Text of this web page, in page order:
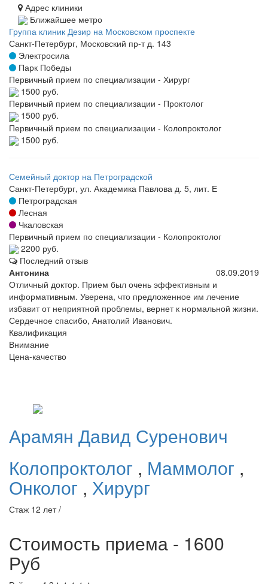
Адрес клиники
Ближайшее метро
Группа клиник Дезир на Московском проспекте
Санкт-Петербург, Московский пр-т д. 143
Электросила
Парк Победы
Первичный прием по специализации - Хирург
1500 руб.
Первичный прием по специализации - Проктолог
1500 руб.
Первичный прием по специализации - Колопроктолог
1500 руб.
Семейный доктор на Петроградской
Санкт-Петербург, ул. Академика Павлова д. 5, лит. Е
Петроградская
Лесная
Чкаловская
Первичный прием по специализации - Колопроктолог
2200 руб.
Последний отзыв
Антонина
08.09.2019
Отличный доктор. Прием был очень эффективным и
информативным. Уверена, что предложенное им лечение
избавит от неприятной проблемы, вернет к нормальной жизни.
Сердечное спасибо, Анатолий Иванович.
Квалификация
Внимание
Цена-качество
Арамян Давид Суренович
Колопроктолог , Маммолог ,
Онколог , Хирург
Стаж 12 лет /
Стоимость приема - 1600
Руб